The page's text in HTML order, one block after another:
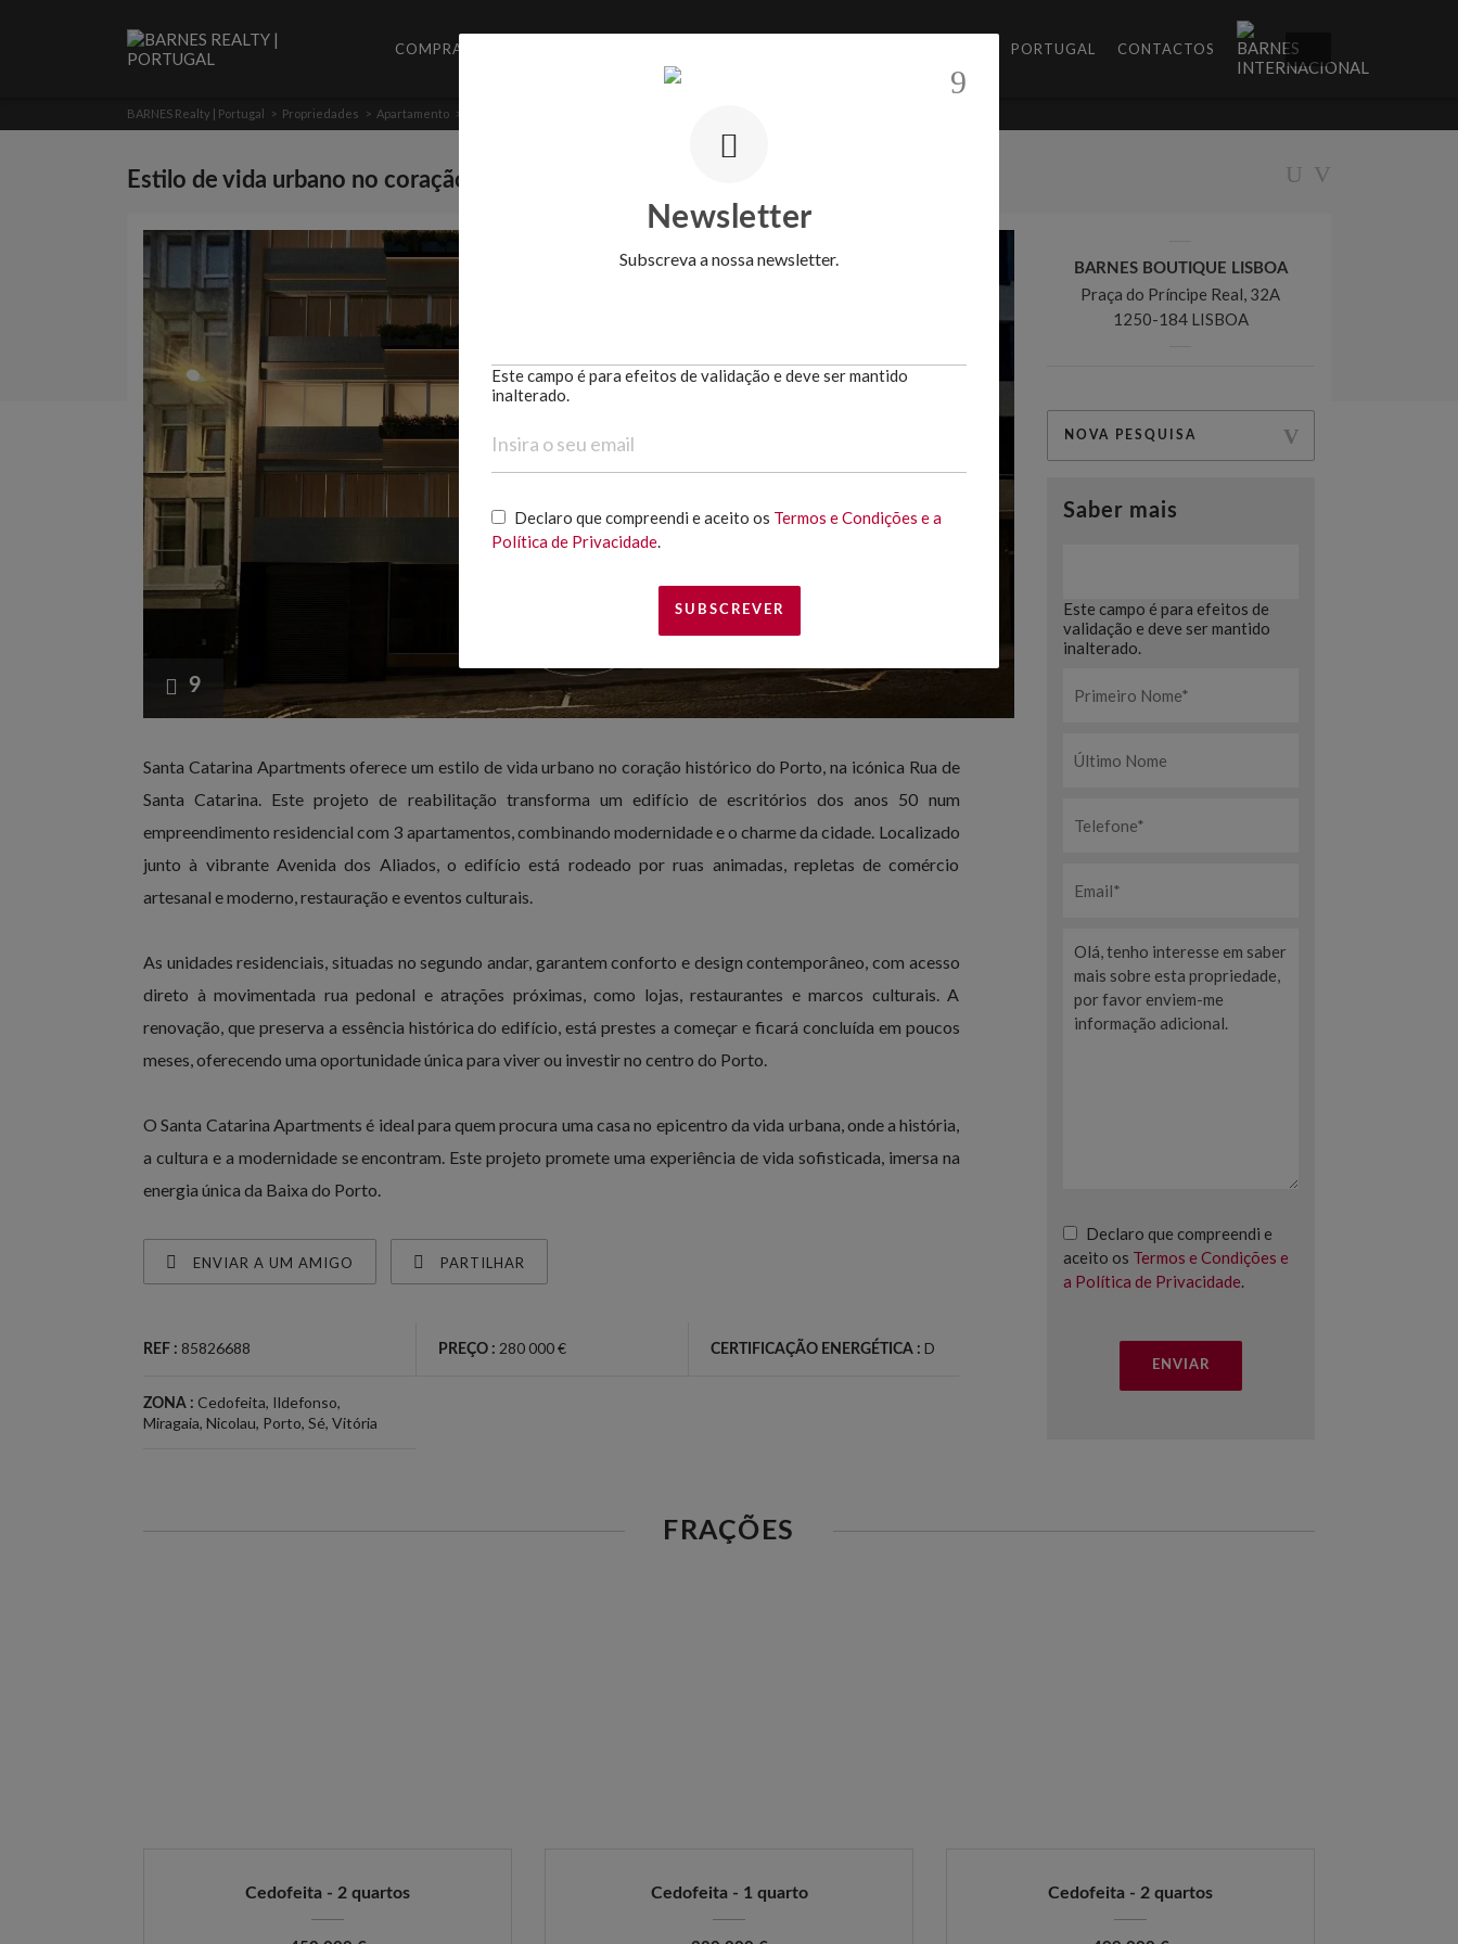
COMPRAR PORTUGAL CONTACTOS
BARNES Realty | Portugal > Propriedades > Apartamento >
Estilo de vida urbano no coração histórico do Porto
9
Santa Catarina Apartments oferece um estilo de vida urbano no coração histórico do Porto, na icónica Rua de
Santa Catarina. Este projeto de reabilitação transforma um edifício de escritórios dos anos 50 num
empreendimento residencial com 3 apartamentos, combinando modernidade e o charme da cidade. Localizado
junto à vibrante Avenida dos Aliados, o edifício está rodeado por ruas animadas, repletas de comércio
artesanal e moderno, restauração e eventos culturais.
As unidades residenciais, situadas no segundo andar, garantem conforto e design contemporâneo, com acesso
direto à movimentada rua pedonal e atrações próximas, como lojas, restaurantes e marcos culturais. A
renovação, que preserva a essência histórica do edifício, está prestes a começar e ficará concluída em poucos
meses, oferecendo uma oportunidade única para viver ou investir no centro do Porto.
O Santa Catarina Apartments é ideal para quem procura uma casa no epicentro da vida urbana, onde a história,
a cultura e a modernidade se encontram. Este projeto promete uma experiência de vida sofisticada, imersa na
energia única da Baixa do Porto.
ENVIAR A UM AMIGO PARTILHAR
REF : 85826688 PREÇO : 280 000 € CERTIFICAÇÃO ENERGÉTICA : D
ZONA : Cedofeita, Ildefonso,
Miragaia, Nicolau, Porto, Sé, Vitória
BARNES BOUTIQUE LISBOA
Praça do Príncipe Real, 32A
1250-184 LISBOA
NOVA PESQUISA
Saber mais
Este campo é para efeitos de
validação e deve ser mantido
inalterado.
Declaro que compreendi e
aceito os Termos e Condições e
a Política de Privacidade.
FRAÇÕES
Cedofeita - 2 quartos Cedofeita - 1 quarto Cedofeita - 2 quartos
Newsletter
Subscreva a nossa newsletter.
Este campo é para efeitos de validação e deve ser mantido
inalterado.
Declaro que compreendi e aceito os Termos e Condições e a
Política de Privacidade.